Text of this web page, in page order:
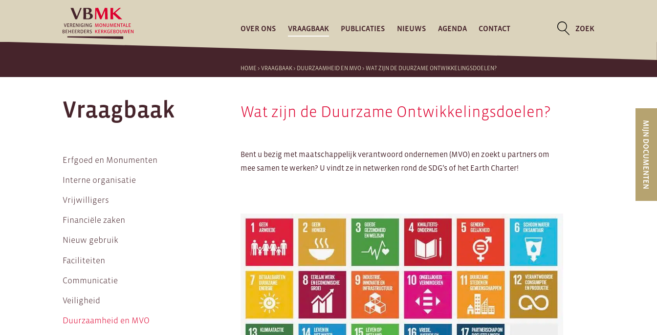
OVER ONS VRAAGBAAK PUBLICATIES NIEUWS AGENDA CONTACT ZOEK
HOME >VRAAGBAAK> DUURZAAMHEID EN MVO>WAT ZIJN DE DUURZAME ONTWIKKELINGSDOELEN?
Vraagbaak
Erfgoed en Monumenten
Interne organisatie
Vrijwilligers
Financiële zaken
Nieuw gebruik
Faciliteiten
Communicatie
Veiligheid
Duurzaamheid en MVO
MIJN DOCUMENTEN
Wat zijn de Duurzame Ontwikkelingsdoelen?
Bent u bezig met maatschappelijk verantwoord ondernemen (MVO) en zoekt u partners om
mee samen te werken? U vindt ze in netwerken rond de SDG’s of het Earth Charter!